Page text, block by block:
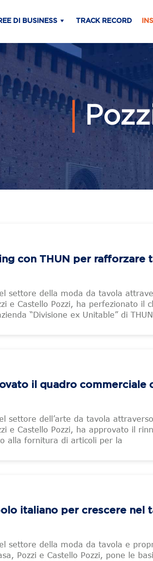
DI BUSINESS TRACK RECORD
con THUN per rafforzare
settore della moda da tavola
e Castello Pozzi, ha perfezionato il
“Divisione ex Unitable” di
il quadro commerciale
settore dell’arte da tavola
e Castello Pozzi, ha approvato il
alla fornitura di articoli per la
italiano per crescere nel
settore della moda da tavola e
Pozzi e Castello Pozzi, pone le